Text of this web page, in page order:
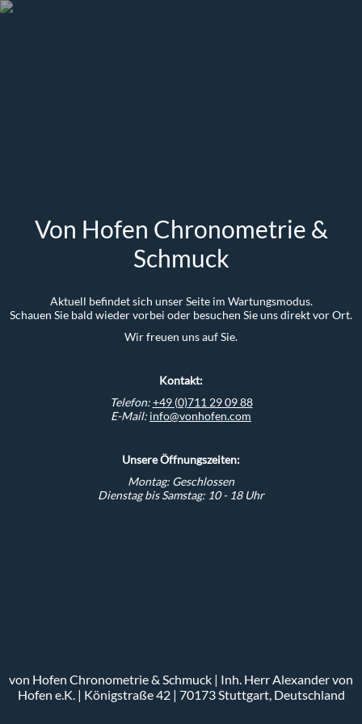
Von Hofen Chronometrie &
Schmuck
Aktuell befindet sich unser Seite im Wartungsmodus.
Schauen Sie bald wieder vorbei oder besuchen Sie uns direkt vor Ort.
Wir freuen uns auf Sie.
Kontakt:
Telefon: +49 (0)711 29 09 88
E-Mail: info@vonhofen.com
Unsere Öffnungszeiten:
Montag: Geschlossen
Dienstag bis Samstag: 10 - 18 Uhr
von Hofen Chronometrie & Schmuck | Inh. Herr Alexander von
Hofen e.K. | Königstraße 42 | 70173 Stuttgart, Deutschland